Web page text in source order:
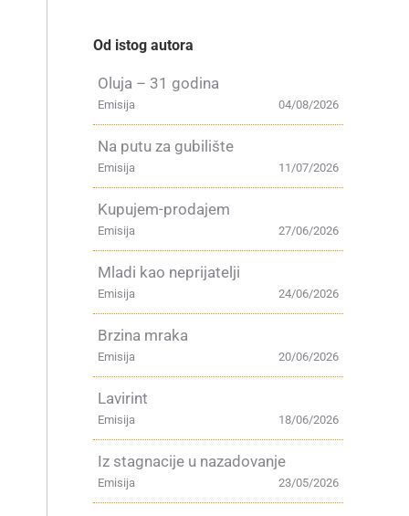
Od istog autora
Oluja – 31 godina
04/08/2026
Emisija
Na putu za gubilište
11/07/2026
Emisija
Kupujem-prodajem
27/06/2026
Emisija
Mladi kao neprijatelji
24/06/2026
Emisija
Brzina mraka
20/06/2026
Emisija
Lavirint
18/06/2026
Emisija
Iz stagnacije u nazadovanje
23/05/2026
Emisija